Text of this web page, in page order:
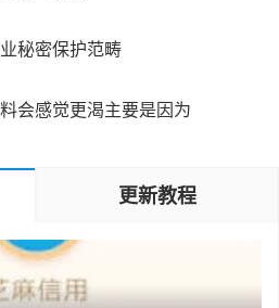
秘密保护范畴
会感觉更渴主要是因为
更新教程